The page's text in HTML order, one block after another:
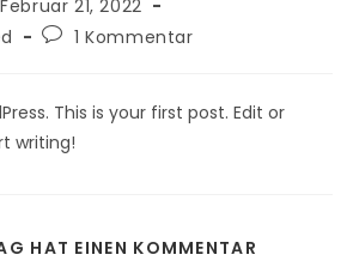
Februar 21, 2022
Beitrags-
1 Kommentar
This is your first post. Edit or
writing!
HAT EINEN KOMMENTAR